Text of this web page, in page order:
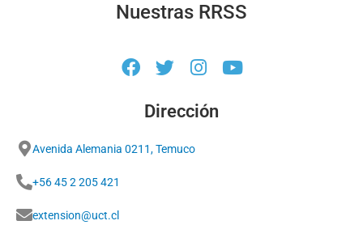
Nuestras RRSS
Dirección
Avenida Alemania 0211, Temuco
+56 45 2 205 421
extension@uct.cl